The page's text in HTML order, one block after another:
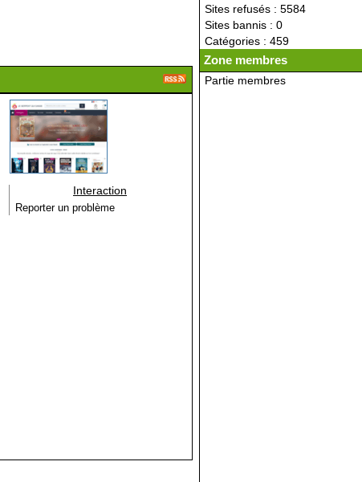
Sites refusés : 5584
Sites bannis : 0
Catégories : 459
Zone membres
Partie membres
Interaction
Reporter un problème